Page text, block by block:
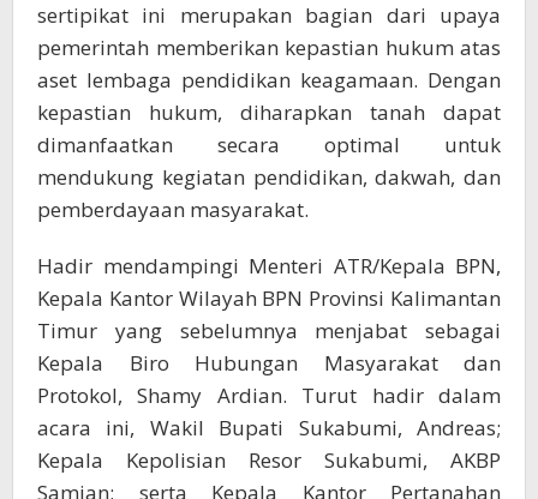
sertipikat ini merupakan bagian dari upaya
pemerintah memberikan kepastian hukum atas
aset lembaga pendidikan keagamaan. Dengan
kepastian hukum, diharapkan tanah dapat
dimanfaatkan secara optimal untuk
mendukung kegiatan pendidikan, dakwah, dan
pemberdayaan masyarakat.
Hadir mendampingi Menteri ATR/Kepala BPN,
Kepala Kantor Wilayah BPN Provinsi Kalimantan
Timur yang sebelumnya menjabat sebagai
Kepala Biro Hubungan Masyarakat dan
Protokol, Shamy Ardian. Turut hadir dalam
acara ini, Wakil Bupati Sukabumi, Andreas;
Kepala Kepolisian Resor Sukabumi, AKBP
Samian; serta Kepala Kantor Pertanahan